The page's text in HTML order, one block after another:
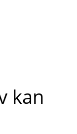
kan